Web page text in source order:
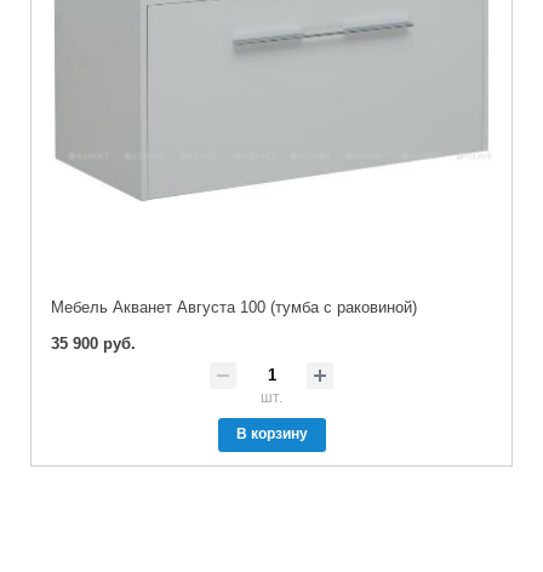
Мебель Акванет Августа 100 (тумба с раковиной)
35 900 руб.
шт.
В корзину